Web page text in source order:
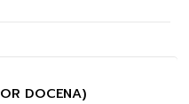
DOCENA)